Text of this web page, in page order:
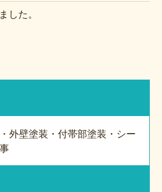
した。
外壁塗装・付帯部塗装・シー